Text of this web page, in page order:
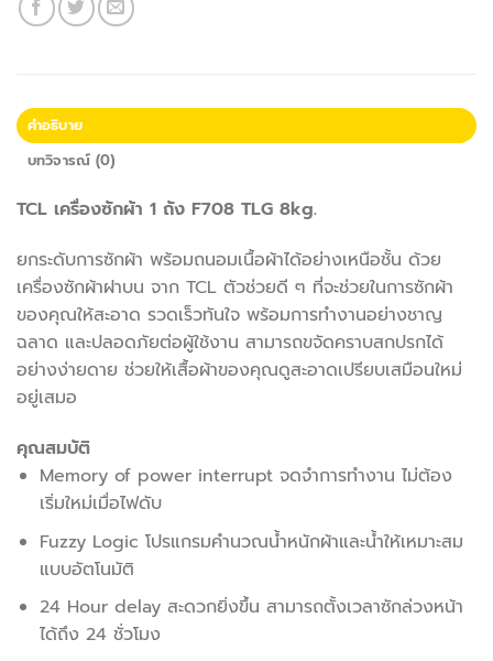
คำอธิบาย
บทวิจารณ์ (0)
TCL เครื่องซักผ้า 1 ถัง F708 TLG 8kg.
ยกระดับการซักผ้า พร้อมถนอมเนื้อผ้าได้อย่างเหนือชั้น ด้วย
เครื่องซักผ้าฝาบน จาก TCL ตัวช่วยดี ๆ ที่จะช่วยในการซักผ้า
ของคุณให้สะอาด รวดเร็วทันใจ พร้อมการทำงานอย่างชาญ
ฉลาด และปลอดภัยต่อผู้ใช้งาน สามารถขจัดคราบสกปรกได้
อย่างง่ายดาย ช่วยให้เสื้อผ้าของคุณดูสะอาดเปรียบเสมือนใหม่
อยู่เสมอ
คุณสมบัติ
Memory of power interrupt จดจำการทำงาน ไม่ต้อง
เริ่มใหม่เมื่อไฟดับ
Fuzzy Logic โปรแกรมคำนวณน้ำหนักผ้าและน้ำให้เหมาะสม
แบบอัตโนมัติ
24 Hour delay สะดวกยิ่งขึ้น สามารถตั้งเวลาซักล่วงหน้า
ได้ถึง 24 ชั่วโมง